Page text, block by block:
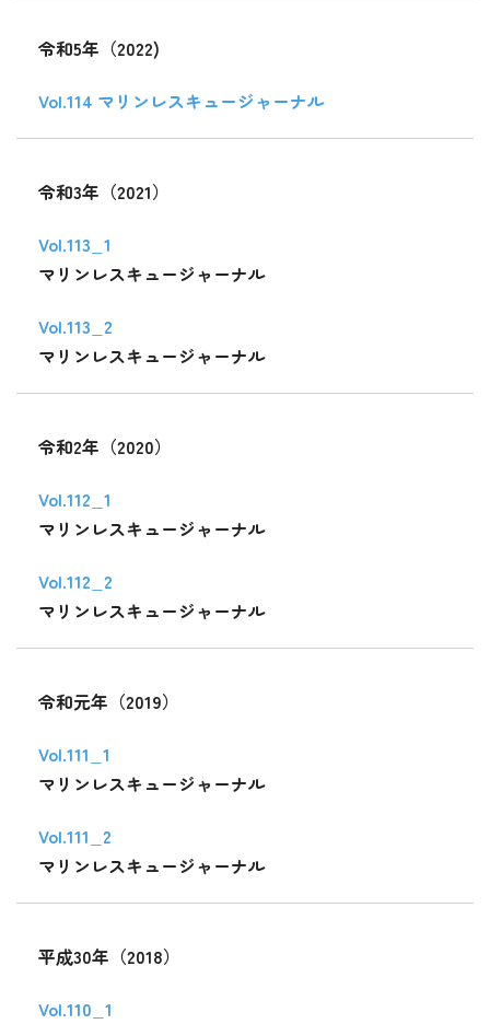
令和5年（2022)
Vol.114 マリンレスキュージャーナル
令和3年（2021）
Vol.113_1
マリンレスキュージャーナル
Vol.113_2
マリンレスキュージャーナル
令和2年（2020）
Vol.112_1
マリンレスキュージャーナル
Vol.112_2
マリンレスキュージャーナル
令和元年（2019）
Vol.111_1
マリンレスキュージャーナル
Vol.111_2
マリンレスキュージャーナル
平成30年（2018）
Vol.110_1